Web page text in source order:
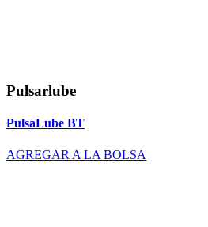
Pulsarlube
PulsaLube BT
AGREGAR A LA BOLSA